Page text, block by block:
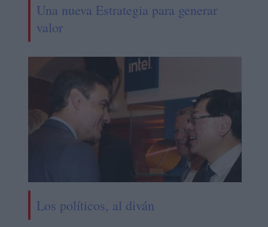
Una nueva Estrategia para generar
valor
Los políticos, al diván